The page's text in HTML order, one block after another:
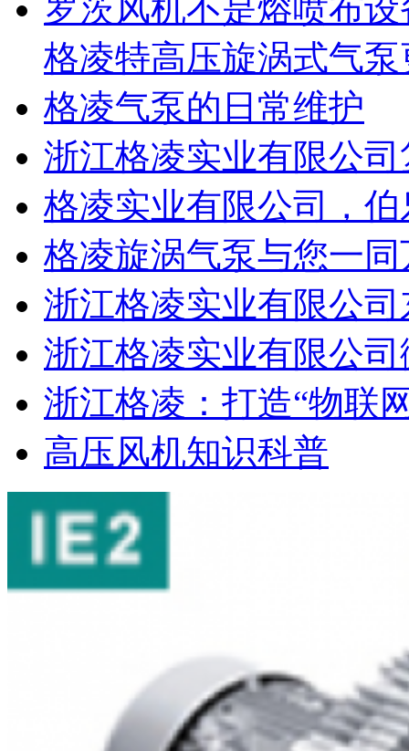
罗茨风机不是熔喷布
格凌特高压旋涡式气
格凌气泵的日常维护
浙江格凌实业有限公司
格凌实业有限公司，
格凌旋涡气泵与您一
浙江格凌实业有限公
浙江格凌实业有限公
浙江格凌：打造“物联
高压风机知识科普